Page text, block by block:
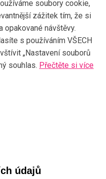
soubory cookie,
zážitek tím, že si
opakované návštěvy.
s používáním VŠECH
„Nastavení souborů
souhlas. Přečtěte si více
údajů